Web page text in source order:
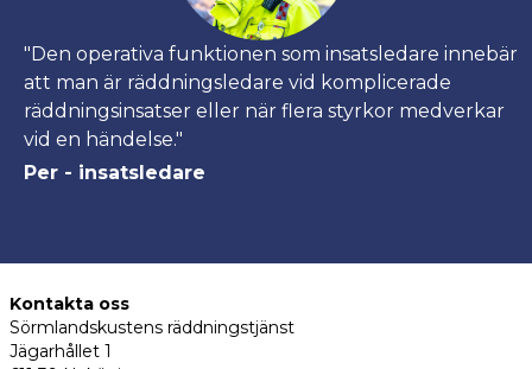
"Den operativa funktionen som insatsledare innebär
att man är räddningsledare vid komplicerade
räddningsinsatser eller när flera styrkor medverkar
vid en händelse."
Per - insatsledare
Kontakta oss
Sörmlandskustens räddningstjänst
Jägarhållet 1